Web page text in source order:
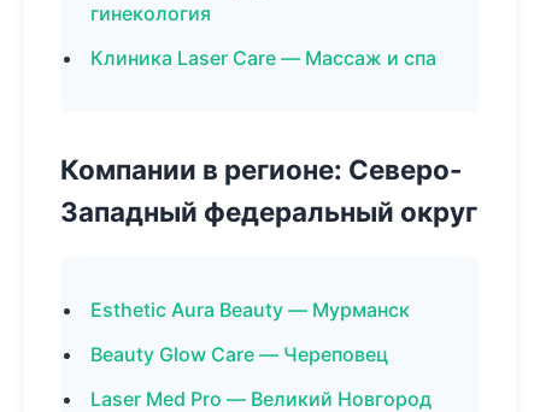
гинекология
Клиника Laser Care — Массаж и спа
Компании в регионе: Северо-
Западный федеральный округ
Esthetic Aura Beauty — Мурманск
Beauty Glow Care — Череповец
Laser Med Pro — Великий Новгород